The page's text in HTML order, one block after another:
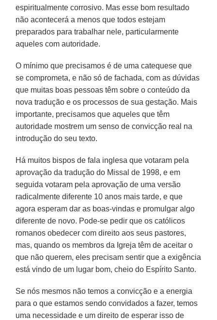
espiritualmente corrosivo. Mas esse bom resultado
não acontecerá a menos que todos estejam
preparados para trabalhar nele, particularmente
aqueles com autoridade.
O mínimo que precisamos é de uma catequese que
se comprometa, e não só de fachada, com as dúvidas
que muitas boas pessoas têm sobre o conteúdo da
nova tradução e os processos de sua gestação. Mais
importante, precisamos que aqueles que têm
autoridade mostrem um senso de convicção real na
introdução do seu texto.
Há muitos bispos de fala inglesa que votaram pela
aprovação da tradução do Missal de 1998, e em
seguida votaram pela aprovação de uma versão
radicalmente diferente 10 anos mais tarde, e que
agora esperam dar as boas-vindas e promulgar algo
diferente de novo. Pode-se pedir que os católicos
romanos obedecer com direito aos seus pastores,
mas, quando os membros da Igreja têm de aceitar o
que não querem, eles precisam sentir que a exigência
está vindo de um lugar bom, cheio do Espírito Santo.
Se nós mesmos não temos a convicção e a energia
para o que estamos sendo convidados a fazer, temos
uma necessidade e um direito de esperar isso de